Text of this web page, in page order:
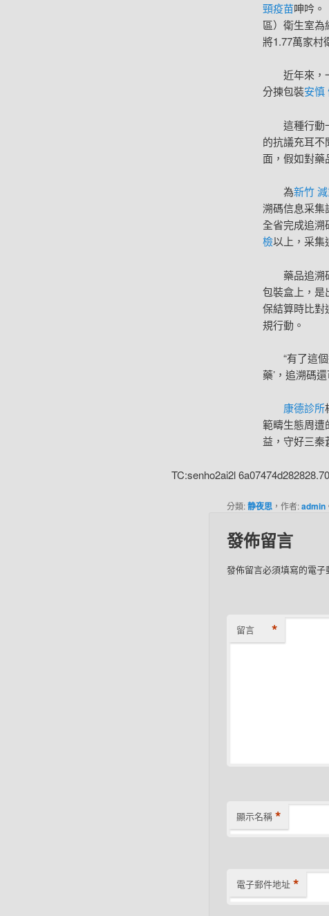
頸疫苗呻吟。
區）衛生室為
將1.77萬家村
近年來，
分揀包裝安慎
這種行動
的抗議充耳不
面，假如對藥
為新竹
溯碼信息采集
全省完成追溯
檢以上，采集
藥品追溯
包裝盒上，是
保結算時比對
規行動。
“有了這
藥’，追溯碼
康德診所
範疇生態周遭
益，守好三秦
TC:senho2ai2l
分類:静夜思，作者:admin
發佈留言
發佈留言必須填寫的電子
留言 *
顯示名稱 *
電子郵件地址 *